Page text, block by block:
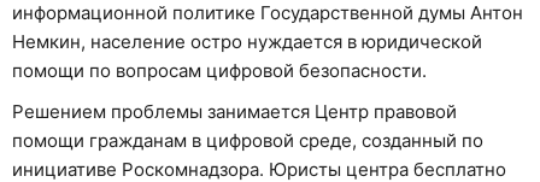
информационной политике Государственной думы Антон
Немкин, население остро нуждается в юридической
помощи по вопросам цифровой безопасности.
Решением проблемы занимается Центр правовой
помощи гражданам в цифровой среде, созданный по
инициативе Роскомнадзора. Юристы центра бесплатно